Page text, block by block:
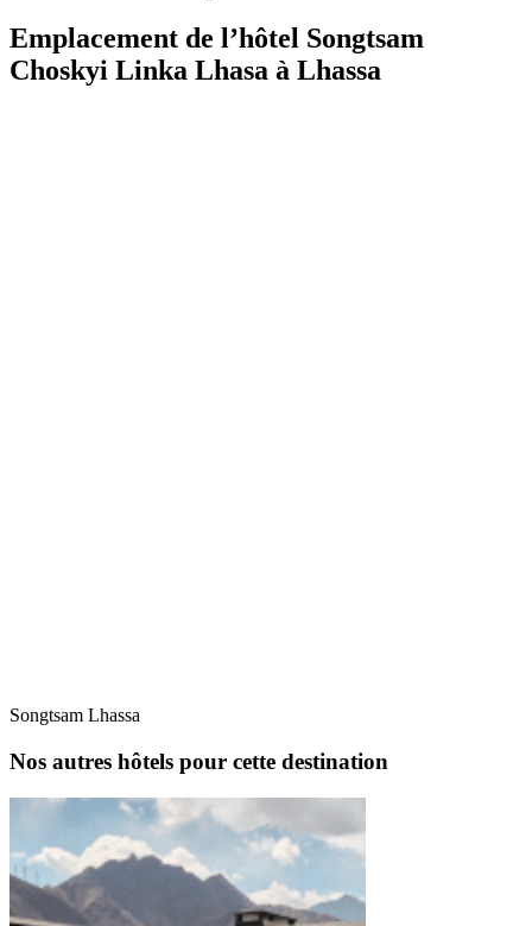
Emplacement de l’hôtel Songtsam
Choskyi Linka Lhasa à Lhassa
Songtsam Lhassa
Nos autres hôtels pour cette destination